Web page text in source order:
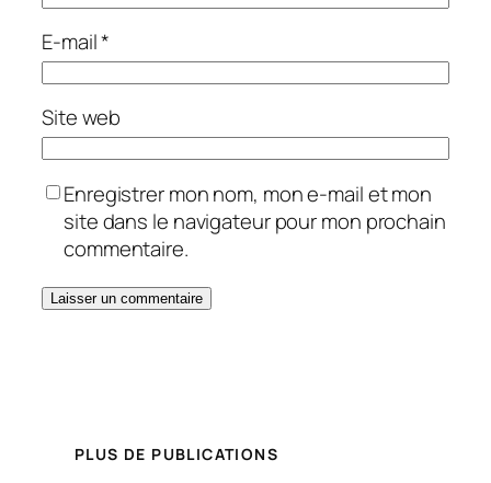
E-mail*
Site web
Enregistrer mon nom, mon e-mail et mon
site dans le navigateur pour mon prochain
commentaire.
PLUS DE PUBLICATIONS